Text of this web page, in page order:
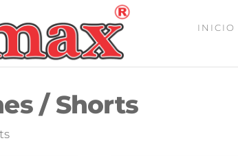
FISHING
INICIO
/ Shorts
Sorted